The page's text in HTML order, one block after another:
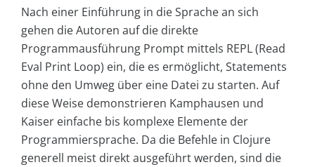
Nach einer Einführung in die Sprache an sich
gehen die Autoren auf die direkte
Programmausführung Prompt mittels REPL (Read
Eval Print Loop) ein, die es ermöglicht, Statements
ohne den Umweg über eine Datei zu starten. Auf
diese Weise demonstrieren Kamphausen und
Kaiser einfache bis komplexe Elemente der
Programmiersprache. Da die Befehle in Clojure
generell meist direkt ausgeführt werden, sind die